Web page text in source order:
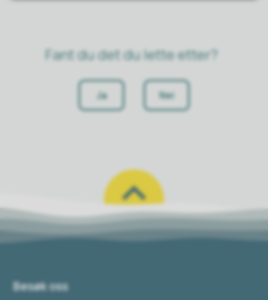
Fant du det du lette etter?
Ja Nei
Besøk oss